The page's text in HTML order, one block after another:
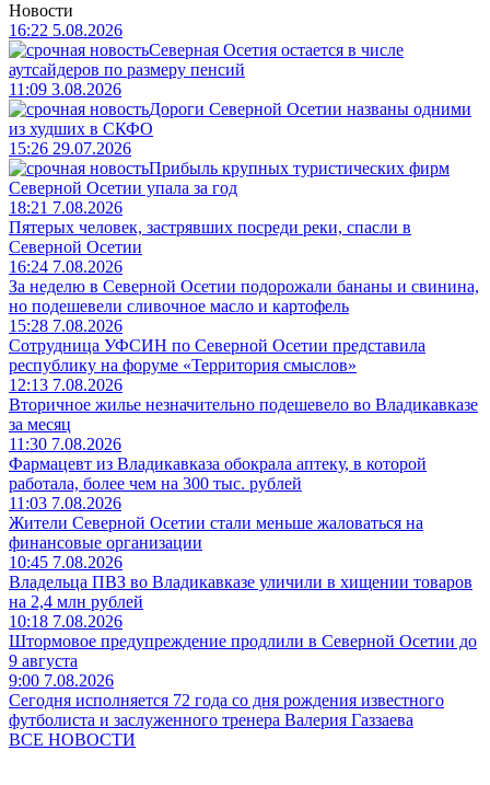
Новости
16:22 5.08.2026
Северная Осетия остается в числе
аутсайдеров по размеру пенсий
11:09 3.08.2026
Дороги Северной Осетии названы одними
из худших в СКФО
15:26 29.07.2026
Прибыль крупных туристических фирм
Северной Осетии упала за год
18:21 7.08.2026
Пятерых человек, застрявших посреди реки, спасли в
Северной Осетии
16:24 7.08.2026
За неделю в Северной Осетии подорожали бананы и свинина,
но подешевели сливочное масло и картофель
15:28 7.08.2026
Сотрудница УФСИН по Северной Осетии представила
республику на форуме «Территория смыслов»
12:13 7.08.2026
Вторичное жилье незначительно подешевело во Владикавказе
за месяц
11:30 7.08.2026
Фармацевт из Владикавказа обокрала аптеку, в которой
работала, более чем на 300 тыс. рублей
11:03 7.08.2026
Жители Северной Осетии стали меньше жаловаться на
финансовые организации
10:45 7.08.2026
Владельца ПВЗ во Владикавказе уличили в хищении товаров
на 2,4 млн рублей
10:18 7.08.2026
Штормовое предупреждение продлили в Северной Осетии до
9 августа
9:00 7.08.2026
Сегодня исполняется 72 года со дня рождения известного
футболиста и заслуженного тренера Валерия Газзаева
ВСЕ НОВОСТИ